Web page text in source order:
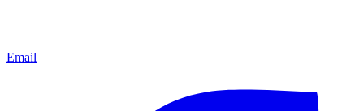
Email